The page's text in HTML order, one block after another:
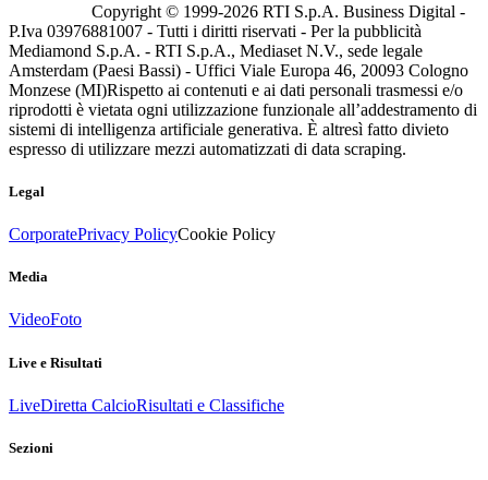
Copyright © 1999-2026 RTI S.p.A. Business Digital -
P.Iva 03976881007 - Tutti i diritti riservati - Per la pubblicità
Mediamond S.p.A. - RTI S.p.A., Mediaset N.V., sede legale
Amsterdam (Paesi Bassi) - Uffici Viale Europa 46, 20093 Cologno
Monzese (MI)Rispetto ai contenuti e ai dati personali trasmessi e/o
riprodotti è vietata ogni utilizzazione funzionale all’addestramento di
sistemi di intelligenza artificiale generativa. È altresì fatto divieto
espresso di utilizzare mezzi automatizzati di data scraping.
Legal
CorporatePrivacy PolicyCookie Policy
Media
VideoFoto
Live e Risultati
LiveDiretta CalcioRisultati e Classifiche
Sezioni